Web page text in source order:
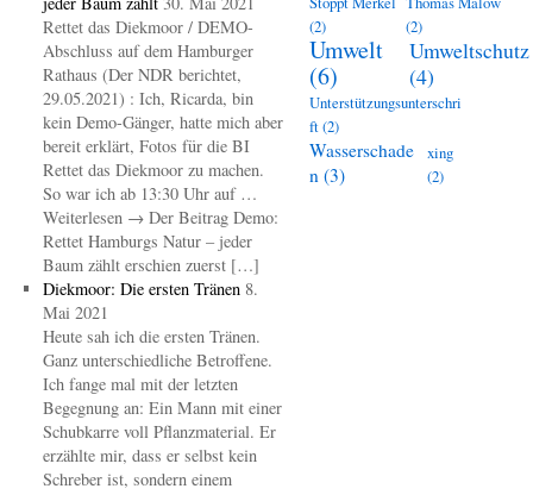
Rettet das Diekmoor / DEMO-
Abschluss auf dem Hamburger
Rathaus (Der NDR berichtet,
29.05.2021) : Ich, Ricarda, bin
kein Demo-Gänger, hatte mich aber
bereit erklärt, Fotos für die BI
Rettet das Diekmoor zu machen.
So war ich ab 13:30 Uhr auf …
Weiterlesen → Der Beitrag Demo:
Rettet Hamburgs Natur – jeder
Baum zählt erschien zuerst […]
Diekmoor: Die ersten Tränen 8.
Mai 2021
Heute sah ich die ersten Tränen.
Ganz unterschiedliche Betroffene.
Ich fange mal mit der letzten
Begegnung an: Ein Mann mit einer
Schubkarre voll Pflanzmaterial. Er
erzählte mir, dass er selbst kein
Schreber ist, sondern einem
(2)
(2)
Umwelt
(6)
Umweltschutz
(4)
Unterstützungsunterschri
ft(2)
Wasserschade
n (3)
xing
(2)